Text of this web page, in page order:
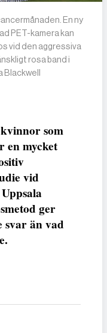
En ny
PET-kamera kan
vid den aggressiva
rosa band i
som
en mycket
vid
ger
svar än vad